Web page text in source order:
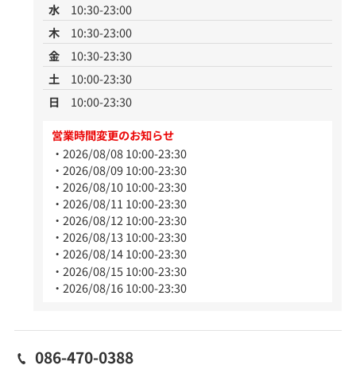
水
10:30-23:00
木
10:30-23:00
金
10:30-23:30
土
10:00-23:30
日
10:00-23:30
営業時間変更のお知らせ
2026/08/08 10:00-23:30
2026/08/09 10:00-23:30
2026/08/10 10:00-23:30
2026/08/11 10:00-23:30
2026/08/12 10:00-23:30
2026/08/13 10:00-23:30
2026/08/14 10:00-23:30
2026/08/15 10:00-23:30
2026/08/16 10:00-23:30
086-470-0388